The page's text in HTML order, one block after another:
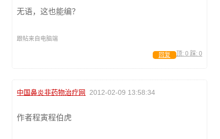
无语，这也能编？
跟帖来自电脑端
顶: 0 踩: 0
回复
中国鼻炎非药物治疗网 2012-02-09 13:58:34
作者程寅程伯虎